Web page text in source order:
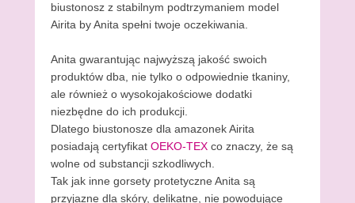
biustonosz z stabilnym podtrzymaniem model
Airita by Anita spełni twoje oczekiwania.
Anita gwarantując najwyższą jakość swoich
produktów dba, nie tylko o odpowiednie tkaniny,
ale również o wysokojakościowe dodatki
niezbędne do ich produkcji.
Dlatego biustonosze dla amazonek Airita
posiadają certyfikat OEKO-TEX co znaczy, że są
wolne od substancji szkodliwych.
Tak jak inne gorsety protetyczne Anita są
przyjazne dla skóry, delikatne, nie powodujące